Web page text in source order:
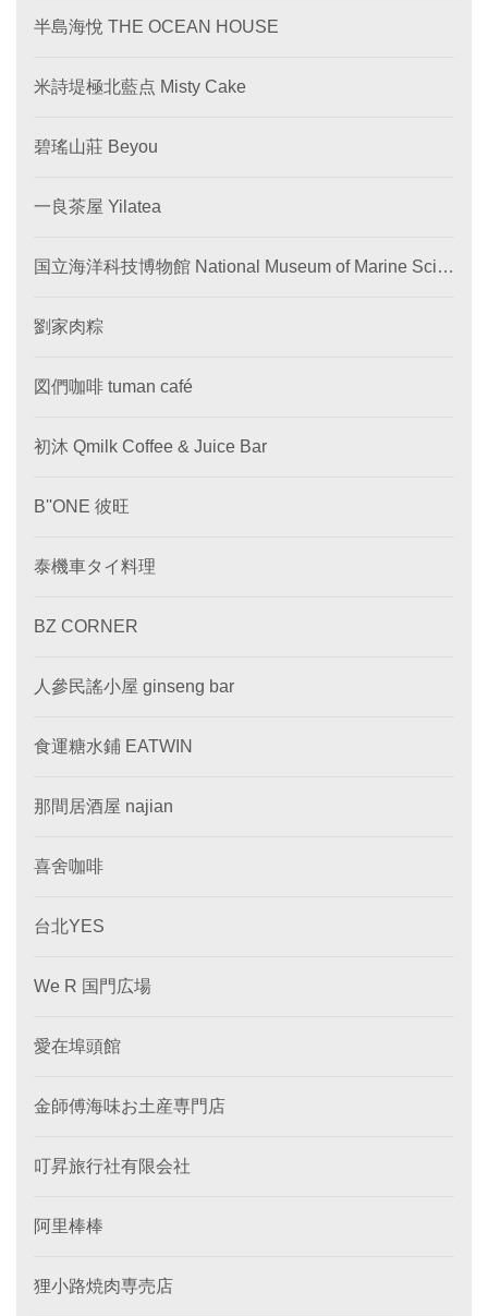
半島海悅 THE OCEAN HOUSE
米詩堤極北藍点 Misty Cake
碧瑤山莊 Beyou
一良茶屋 Yilatea
国立海洋科技博物館 National Museum of Marine Scie
劉家肉粽
図們咖啡 tuman café
初沐 Qmilk Coffee & Juice Bar
B''ONE 彼旺
泰機車タイ料理
BZ CORNER
人參民謠小屋 ginseng bar
食運糖水鋪 EATWIN
那間居酒屋 najian
喜舍咖啡
台北YES
We R 国門広場
愛在埠頭館
金師傅海味お土産専門店
叮昇旅行社有限会社
阿里棒棒
狸小路焼肉専売店